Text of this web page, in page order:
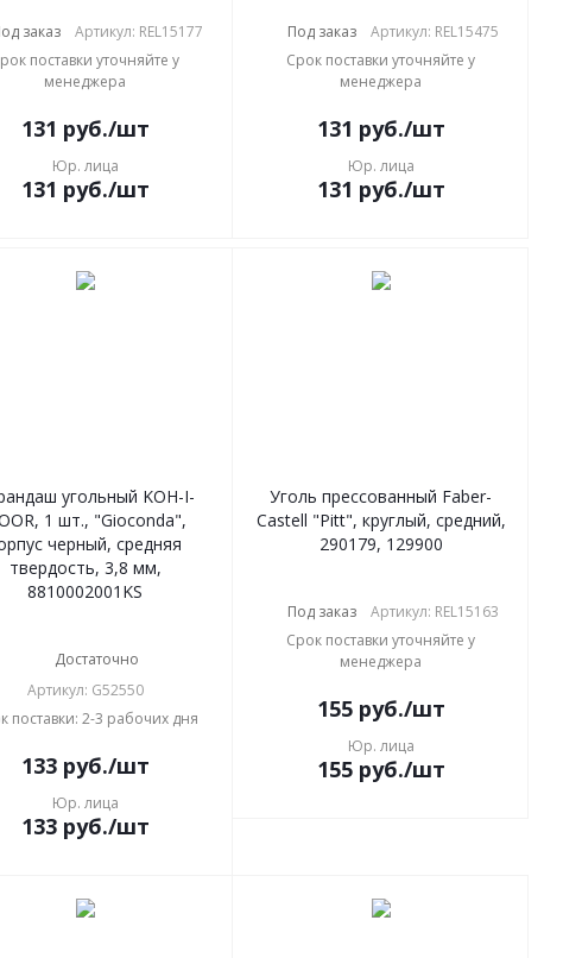
заказ
Артикул: REL15177
поставки уточняйте у
менеджера
131 руб./шт
Юр. лица
131 руб./шт
Под заказ
Артикул: REL15475
Срок поставки уточняйте у
менеджера
131 руб./шт
Юр. лица
131 руб./шт
угольный KOH-I-
1 шт., "Gioconda",
черный, средняя
твердость, 3,8 мм,
8810002001KS
Достаточно
Артикул: G52550
поставки: 2-3 рабочих дня
133руб./шт
Юр. лица
133руб./шт
Уголь прессованный Faber-
Castell "Pitt", круглый, средний,
290179, 129900
Под заказ
Артикул: REL15163
Срок поставки уточняйте у
менеджера
155руб./шт
Юр. лица
155руб./шт